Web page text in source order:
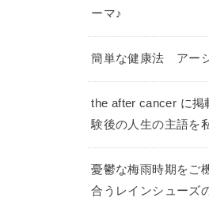
ーマ♪
簡単な健康法 アー
the after cancer に掲
験後の人生の主語を
憂鬱な梅雨時期をご
合うレインシューズ